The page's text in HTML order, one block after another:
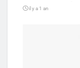
il y a 1 an